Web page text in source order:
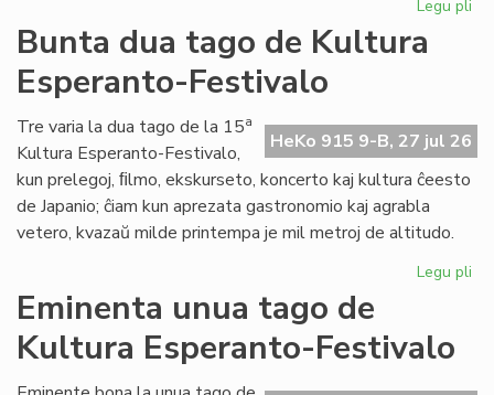
Legu pli
de
Bunta dua tago de Kultura
Esperanto-Festivalo
HeKo 915 9-B, 27 jul 26
Tre varia la dua tago de la 15a
Kultura Esperanto-Festivalo,
kun prelegoj, ﬁlmo, ekskurseto, koncerto kaj kultura ĉeesto
de Japanio; ĉiam kun aprezata gastronomio kaj agrabla
vetero, kvazaŭ milde printempa je mil metroj de altitudo.
Legu pli
Eminenta unua tago de
Kultura Esperanto-Festivalo